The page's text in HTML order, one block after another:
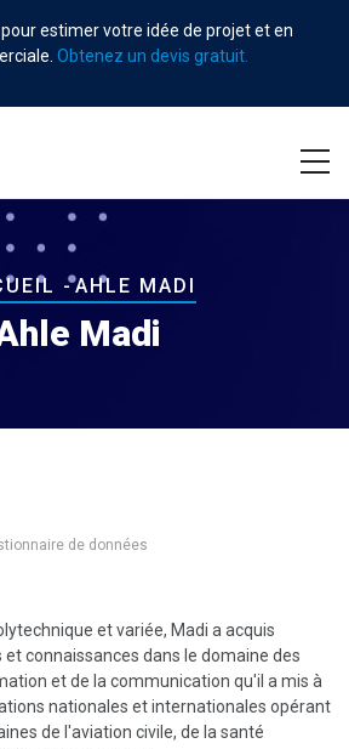
estimer votre idée de projet et en
Obtenez un devis gratuit.
-AHLE MADI
Madi
de données
et variée, Madi a acquis
connaissances dans le domaine des
et de la communication qu'il a mis à
nationales et internationales opérant
de l'aviation civile, de la santé